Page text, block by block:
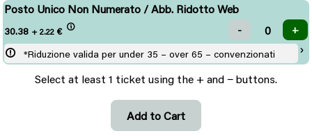
Posto Unico Non Numerato / Abb. Ridotto Web
30.38 + 2.22 €
*Riduzione valida per under 35 – over 65 – convenzionati
Select at least 1 ticket using the + and − buttons.